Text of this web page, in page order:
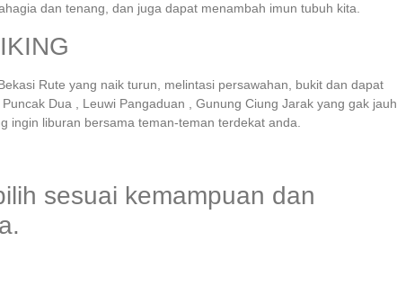
dan tenang, dan juga dapat menambah imun tubuh kita.
Rute yang naik turun, melintasi persawahan, bukit dan dapat
Dua , Leuwi Pangaduan , Gunung Ciung Jarak yang gak jauh
ingin liburan bersama teman-teman terdekat anda.
sesuai kemampuan dan